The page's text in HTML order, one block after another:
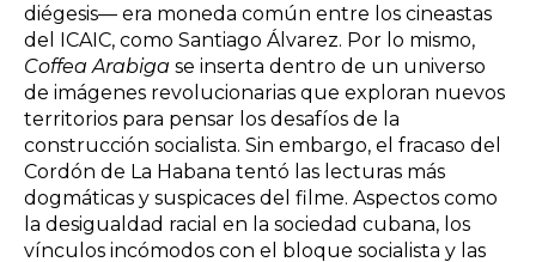
diégesis— era moneda común entre los cineastas
del ICAIC, como Santiago Álvarez. Por lo mismo,
Coffea Arabiga se inserta dentro de un universo
de imágenes revolucionarias que exploran nuevos
territorios para pensar los desafíos de la
construcción socialista. Sin embargo, el fracaso del
Cordón de La Habana tentó las lecturas más
dogmáticas y suspicaces del filme. Aspectos como
la desigualdad racial en la sociedad cubana, los
vínculos incómodos con el bloque socialista y las